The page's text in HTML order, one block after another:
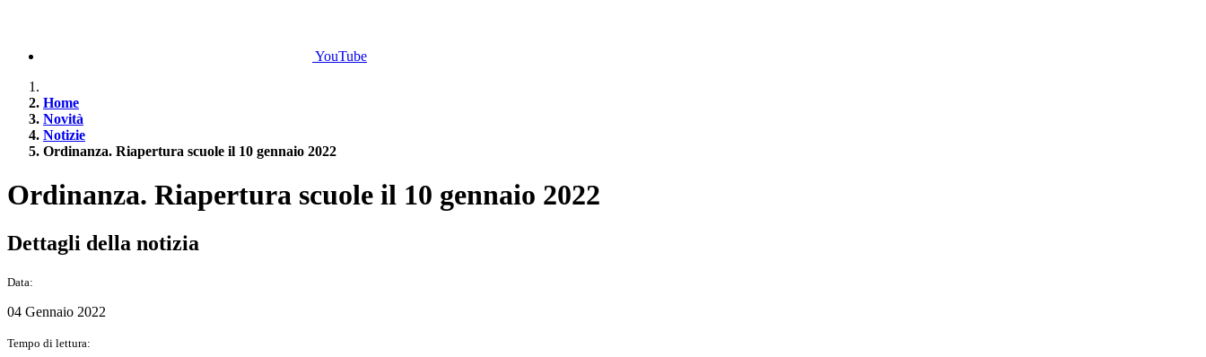
YouTube
Home
Novità
Notizie
Ordinanza. Riapertura scuole il 10 gennaio 2022
Ordinanza. Riapertura scuole il 10 gennaio 2022
Dettagli della notizia
Data:
04 Gennaio 2022
Tempo di lettura: